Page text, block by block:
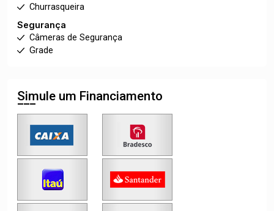
Churrasqueira
Segurança
Câmeras de Segurança
Grade
Simule um Financiamento